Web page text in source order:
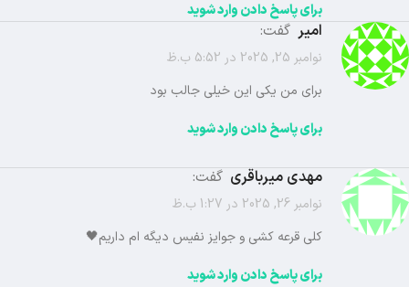
برای پاسخ دادن وارد شوید
امیر گفت:
نوامبر 25, 2025 در 5:52 ب.ظ
برای من یکی این خیلی جالب بود
برای پاسخ دادن وارد شوید
مهدی میرباقری گفت:
نوامبر 26, 2025 در 1:27 ب.ظ
کلی قرعه کشی و جوایز نفیس دیگه ام داریم🖤
برای پاسخ دادن وارد شوید